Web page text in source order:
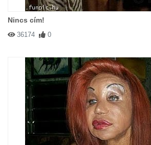
Nincs cím!
36174 0